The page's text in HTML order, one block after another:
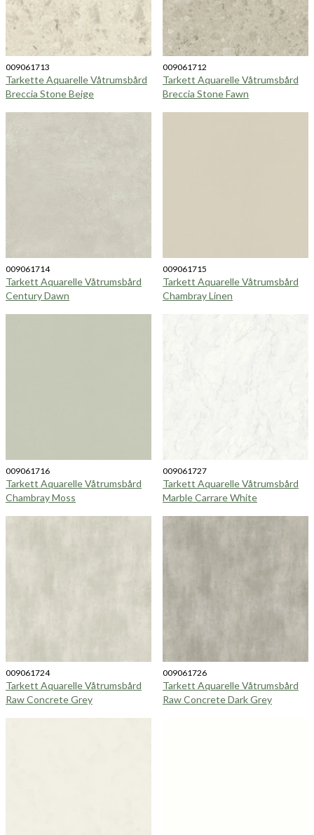
009061713
Tarkette Aquarelle Våtrumsbård
Breccia Stone Beige
009061712
Tarkett Aquarelle Våtrumsbård
Breccia Stone Fawn
009061714
Tarkett Aquarelle Våtrumsbård
Century Dawn
009061715
Tarkett Aquarelle Våtrumsbård
Chambray Linen
009061716
Tarkett Aquarelle Våtrumsbård
Chambray Moss
009061727
Tarkett Aquarelle Våtrumsbård
Marble Carrare White
009061724
Tarkett Aquarelle Våtrumsbård
Raw Concrete Grey
009061726
Tarkett Aquarelle Våtrumsbård
Raw Concrete Dark Grey